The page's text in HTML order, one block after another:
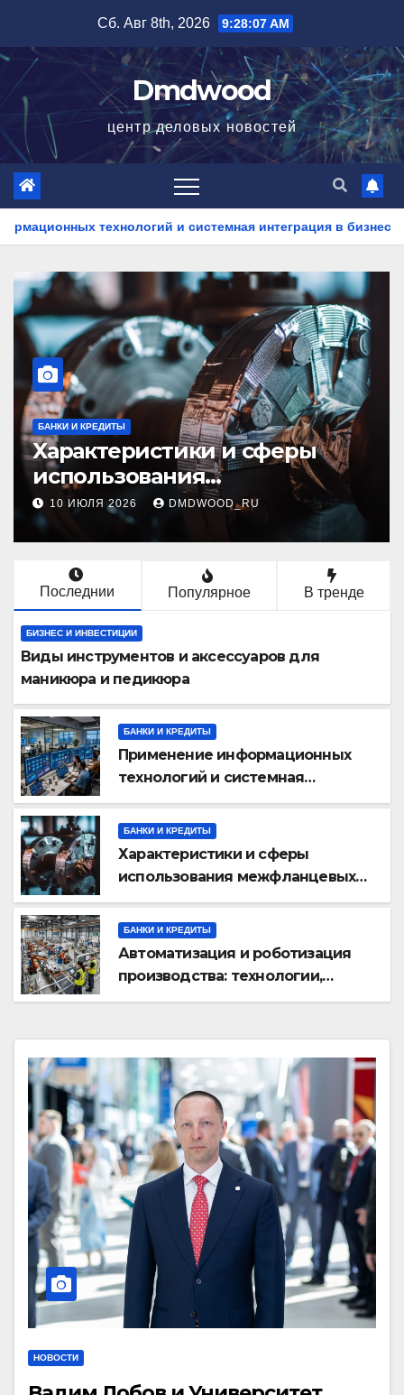
содержимому
Сб. Авг 8th, 2026 9:28:08 AM
Dmdwood
центр деловых новостей
и системная интеграция в бизнес-процессах
БАНКИ И КРЕДИТЫ
Характеристики и сферы
использования
межфланцевых
огнезащитных
10 ИЮЛЯ 2026 DMDWOOD_RU
Последнии Популярное В тренде
БИЗНЕС И ИНВЕСТИЦИИ
Виды инструментов и аксессуаров для
маникюра и педикюра
БАНКИ И КРЕДИТЫ
Применение информационных
технологий и системная
интеграция в бизнес-процессах
БАНКИ И КРЕДИТЫ
Характеристики и сферы
использования межфланцевых
огнезащитных самоклеящихся
лент
БАНКИ И КРЕДИТЫ
Автоматизация и роботизация
производства: технологии,
внедрение и эксплуатационные
НОВОСТИ